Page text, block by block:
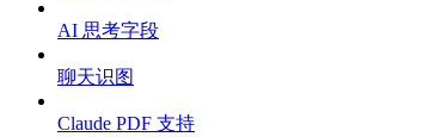
AI 思考字段
聊天识图
Claude PDF 支持